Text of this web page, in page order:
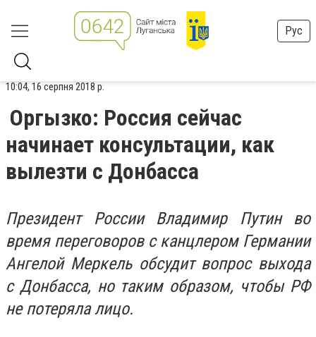
Рус
10:04, 16 серпня 2018 р.
Оргызко: Россия сейчас
начинает консультации, как
вылезти с Донбасса
Президент России Владимир Путин во
время переговоров с канцлером Германии
Ангелой Меркель обсудит вопрос выхода
с Донбасса, но таким образом, чтобы РФ
не потеряла лицо.